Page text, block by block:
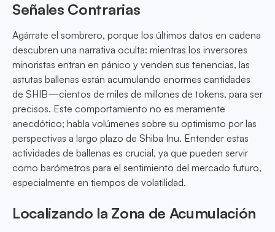
Señales Contrarias
Agárrate el sombrero, porque los últimos datos en cadena
descubren una narrativa oculta: mientras los inversores
minoristas entran en pánico y venden sus tenencias, las
astutas ballenas están acumulando enormes cantidades
de SHIB—cientos de miles de millones de tokens, para ser
precisos. Este comportamiento no es meramente
anecdótico; habla volúmenes sobre su optimismo por las
perspectivas a largo plazo de Shiba Inu. Entender estas
actividades de ballenas es crucial, ya que pueden servir
como barómetros para el sentimiento del mercado futuro,
especialmente en tiempos de volatilidad.
Localizando la Zona de Acumulación